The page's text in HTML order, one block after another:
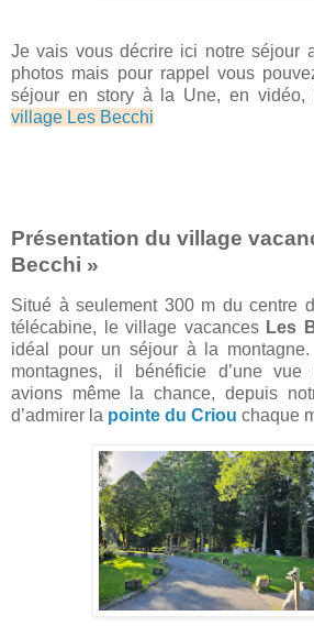
Je vais vous décrire ici notre séjour
photos mais pour rappel vous
séjour en story à la Une, en vidéo,
village Les Becchi
Présentation du village
Becchi »
Situé à seulement 300 m du centre
télécabine, le village vacances Les
idéal pour un séjour à la
montagnes, il bénéficie d’une
avions même la chance, depuis
d’admirer la pointe du Criou chaque